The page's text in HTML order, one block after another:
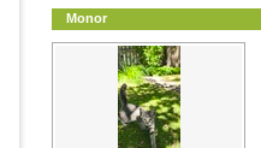
Monor